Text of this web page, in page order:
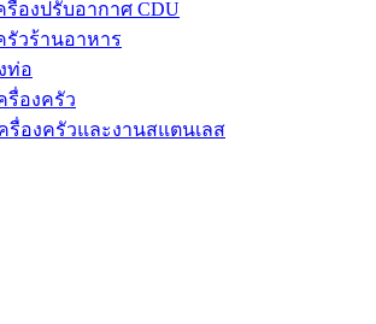
รื่องปรับอากาศ CDU
รัวร้านอาหาร
ท่อ
รื่องครัว
รื่องครัวและงานสแตนเลส